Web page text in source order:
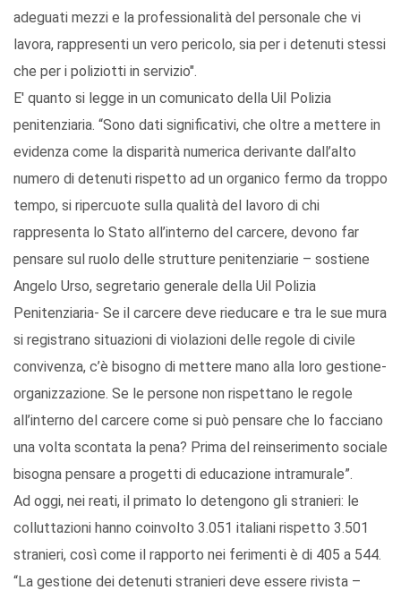
adeguati mezzi e la professionalità del personale che vi
lavora, rappresenti un vero pericolo, sia per i detenuti stessi
che per i poliziotti in servizio".
E' quanto si legge in un comunicato della Uil Polizia
penitenziaria. “Sono dati significativi, che oltre a mettere in
evidenza come la disparità numerica derivante dall’alto
numero di detenuti rispetto ad un organico fermo da troppo
tempo, si ripercuote sulla qualità del lavoro di chi
rappresenta lo Stato all’interno del carcere, devono far
pensare sul ruolo delle strutture penitenziarie – sostiene
Angelo Urso, segretario generale della Uil Polizia
Penitenziaria- Se il carcere deve rieducare e tra le sue mura
si registrano situazioni di violazioni delle regole di civile
convivenza, c’è bisogno di mettere mano alla loro gestione-
organizzazione. Se le persone non rispettano le regole
all’interno del carcere come si può pensare che lo facciano
una volta scontata la pena? Prima del reinserimento sociale
bisogna pensare a progetti di educazione intramurale”.
Ad oggi, nei reati, il primato lo detengono gli stranieri: le
colluttazioni hanno coinvolto 3.051 italiani rispetto 3.501
stranieri, così come il rapporto nei ferimenti è di 405 a 544.
“La gestione dei detenuti stranieri deve essere rivista –